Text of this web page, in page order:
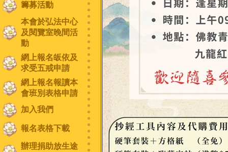
籌募活動
本會於弘法中心
及閱覽室晚間活
動
網上報名皈依及
求受五戒申請
網上報名報讀本
會班別表格申請
加入我們
報名表格下載
辦理捐助放生途